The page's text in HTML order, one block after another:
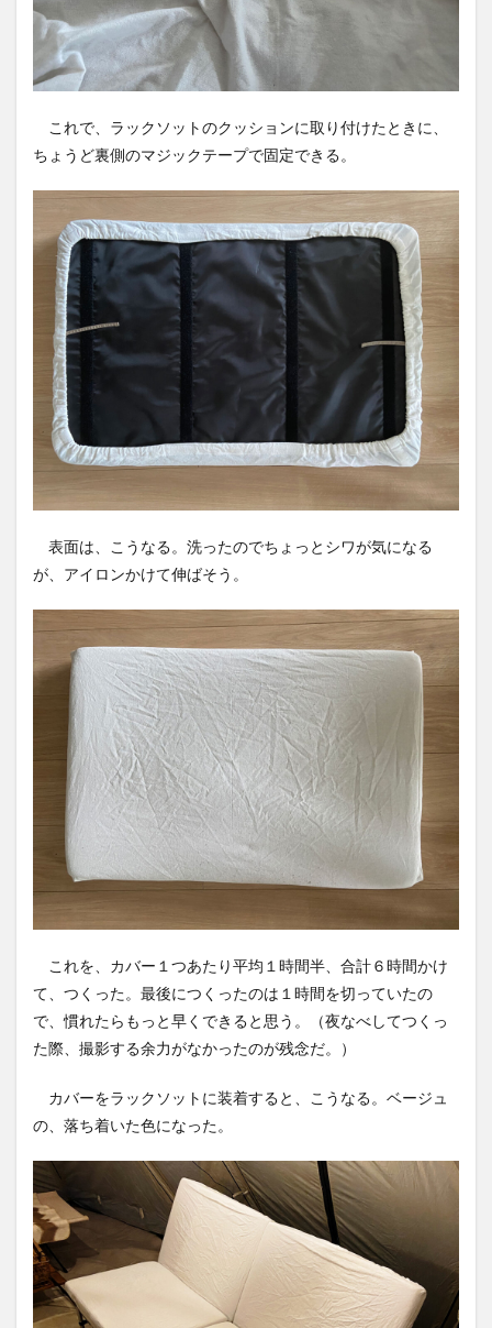
これで、ラックソットのクッションに取り付けたときに、
ちょうど裏側のマジックテープで固定できる。
表面は、こうなる。洗ったのでちょっとシワが気になる
が、アイロンかけて伸ばそう。
これを、カバー１つあたり平均１時間半、合計６時間かけ
て、つくった。最後につくったのは１時間を切っていたの
で、慣れたらもっと早くできると思う。（夜なべしてつくっ
た際、撮影する余力がなかったのが残念だ。）
カバーをラックソットに装着すると、こうなる。ベージュ
の、落ち着いた色になった。